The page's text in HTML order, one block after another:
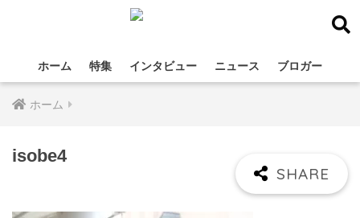
ホーム 特集 インタビュー ニュース ブロガー
ホーム
isobe4